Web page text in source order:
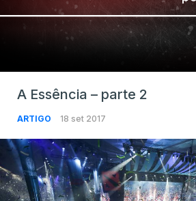
A Essência – parte 2
ARTIGO 18 set 2017